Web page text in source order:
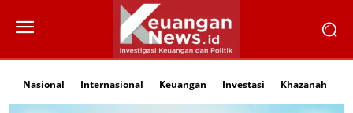
Nasional Internasional Keuangan Investasi Khazanah